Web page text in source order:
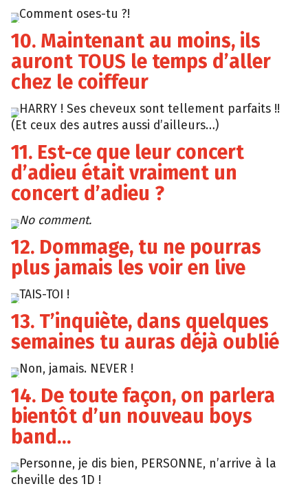
Giphy
Comment oses-tu ?!
10. Maintenant au moins, ils
auront TOUS le temps d’aller
chez le coiffeur
Giphy
HARRY ! Ses cheveux sont tellement parfaits !!
(Et ceux des autres aussi d’ailleurs…)
11. Est-ce que leur concert
d’adieu était vraiment un
concert d’adieu ?
Giphy
No comment.
12. Dommage, tu ne pourras
plus jamais les voir en live
Giphy
TAIS-TOI !
13. T’inquiète, dans quelques
semaines tu auras déjà oublié
Tumblr
Non, jamais. NEVER !
14. De toute façon, on parlera
bientôt d’un nouveau boys
band…
Giphy
Personne, je dis bien, PERSONNE, n’arrive à la
cheville des 1D !